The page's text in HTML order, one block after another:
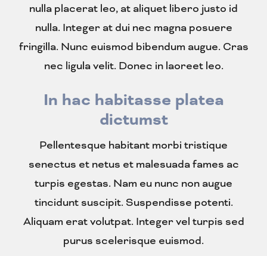
nulla placerat leo, at aliquet libero justo id
nulla. Integer at dui nec magna posuere
fringilla. Nunc euismod bibendum augue. Cras
nec ligula velit. Donec in laoreet leo.
In hac habitasse platea
dictumst
Pellentesque habitant morbi tristique
senectus et netus et malesuada fames ac
turpis egestas. Nam eu nunc non augue
tincidunt suscipit. Suspendisse potenti.
Aliquam erat volutpat. Integer vel turpis sed
purus scelerisque euismod.